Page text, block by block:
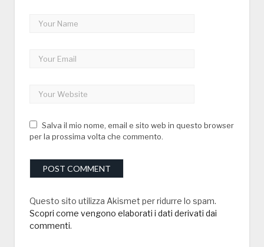
Salva il mio nome, email e sito web in questo browser
per la prossima volta che commento.
Questo sito utilizza Akismet per ridurre lo spam.
Scopri come vengono elaborati i dati derivati dai
commenti.